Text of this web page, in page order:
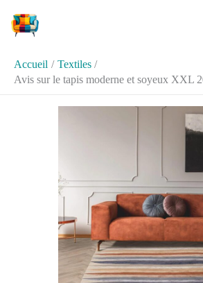
Accueil
Textiles
Avis sur le tapis moderne et soyeux XXL